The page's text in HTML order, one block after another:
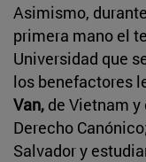
Asimismo,
primera mano el
Universidad que
los benefactores
Van, de Vietnam
Derecho
Salvador y